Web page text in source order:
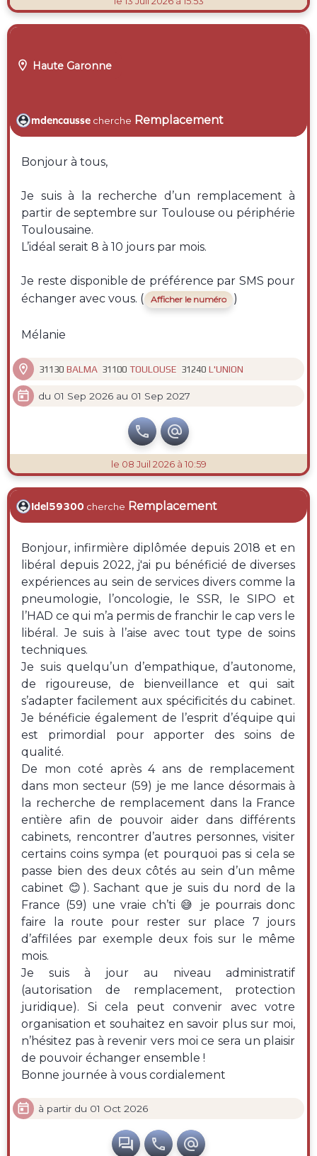
 Haute Garonne
mdencausse cherche Remplacement
Bonjour à tous,
Je suis à la recherche d’un remplacement à
partir de septembre sur Toulouse ou périphérie
Toulousaine.
L’idéal serait 8 à 10 jours par mois.
Je reste disponible de préférence par SMS pour
échanger avec vous. (
Afficher le numéro )
Mélanie
 31130 BALMA 31100 TOULOUSE 31240 L'UNION
 du 01 Sep 2026 au 01 Sep 2027
 
le 08 Juil 2026 à 10:59
Idel59300 cherche Remplacement
Bonjour, infirmière diplômée depuis 2018 et en
libéral depuis 2022, j'ai pu bénéficié de diverses
expériences au sein de services divers comme la
pneumologie, l’oncologie, le SSR, le SIPO et
l’HAD ce qui m’a permis de franchir le cap vers le
libéral. Je suis à l’aise avec tout type de soins
techniques.
Je suis quelqu’un d’empathique, d’autonome,
de rigoureuse, de bienveillance et qui sait
s’adapter facilement aux spécificités du cabinet.
Je bénéficie également de l’esprit d’équipe qui
est primordial pour apporter des soins de
qualité.
De mon coté après 4 ans de remplacement
dans mon secteur (59) je me lance désormais à
la recherche de remplacement dans la France
entière afin de pouvoir aider dans différents
cabinets, rencontrer d’autres personnes, visiter
certains coins sympa (et pourquoi pas si cela se
passe bien des deux côtés au sein d’un même
cabinet 😊). Sachant que je suis du nord de la
France (59) une vraie ch’ti 😅 je pourrais donc
faire la route pour rester sur place 7 jours
d’affilées par exemple deux fois sur le même
mois.
Je suis à jour au niveau administratif
(autorisation de remplacement, protection
juridique). Si cela peut convenir avec votre
organisation et souhaitez en savoir plus sur moi,
n’hésitez pas à revenir vers moi ce sera un plaisir
de pouvoir échanger ensemble !
Bonne journée à vous cordialement
 à partir du 01 Oct 2026
  